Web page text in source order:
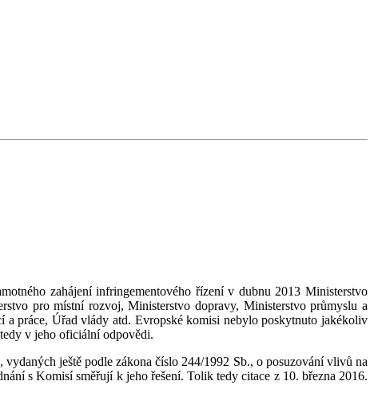
zahájení infringementového řízení v dubnu 2013 Ministerstvo
pro místní rozvoj, Ministerstvo dopravy, Ministerstvo průmyslu a
práce, Úřad vlády atd. Evropské komisi nebylo poskytnuto jakékoliv
v jeho oficiální odpovědi.
ještě podle zákona číslo 244/1992 Sb., o posuzování vlivů na
s Komisí směřují k jeho řešení. Tolik tedy citace z 10. března 2016.